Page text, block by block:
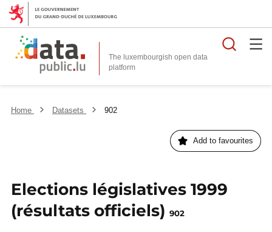
The luxembourgish open data
platform
Home Datasets 902
Add to favourites
Elections législatives 1999
(résultats officiels) 902